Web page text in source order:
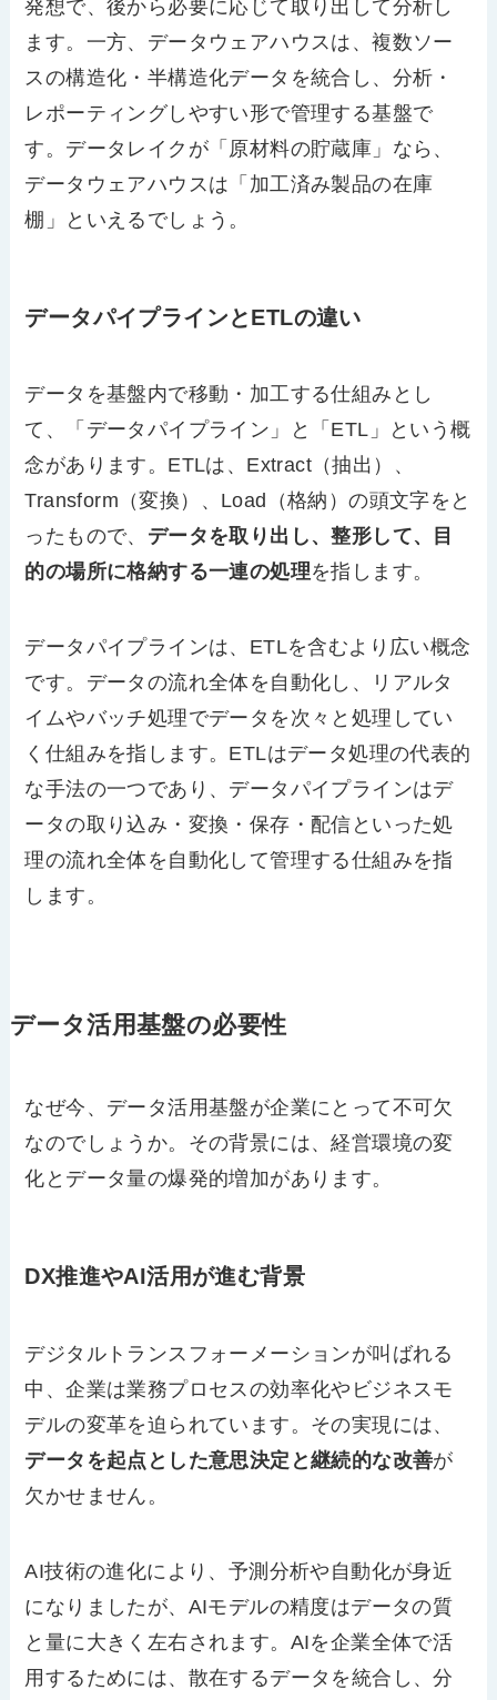
発想で、後から必要に応じて取り出して分析し
ます。一方、データウェアハウスは、複数ソー
スの構造化・半構造化データを統合し、分析・
レポーティングしやすい形で管理する基盤で
す。データレイクが「原材料の貯蔵庫」なら、
データウェアハウスは「加工済み製品の在庫
棚」といえるでしょう。
データパイプラインとETLの違い
データを基盤内で移動・加工する仕組みとし
て、「データパイプライン」と「ETL」という概
念があります。ETLは、Extract（抽出）、
Transform（変換）、Load（格納）の頭文字をと
ったもので、 データを取り出し、整形して、目
的の場所に格納する一連の処理を指します。
データパイプラインは、ETLを含むより広い概念
です。データの流れ全体を自動化し、リアルタ
イムやバッチ処理でデータを次々と処理してい
く仕組みを指します。ETLはデータ処理の代表的
な手法の一つであり、データパイプラインはデ
ータの取り込み・変換・保存・配信といった処
理の流れ全体を自動化して管理する仕組みを指
します。
データ活用基盤の必要性
なぜ今、データ活用基盤が企業にとって不可欠
なのでしょうか。その背景には、経営環境の変
化とデータ量の爆発的増加があります。
DX推進やAI活用が進む背景
デジタルトランスフォーメーションが叫ばれる
中、企業は業務プロセスの効率化やビジネスモ
デルの変革を迫られています。その実現には、
データを起点とした意思決定と継続的な改善が
欠かせません。
AI技術の進化により、予測分析や自動化が身近
になりましたが、AIモデルの精度はデータの質
と量に大きく左右されます。AIを企業全体で活
用するためには、散在するデータを統合し、分